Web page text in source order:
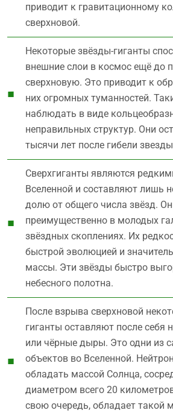
приводит к гравитационному
сверхновой.
Некоторые звёзды-гиганты
внешние слои в космос ещё до
сверхновую. Это приводит к
них огромных туманностей.
наблюдать в виде
неправильных структур. Они
тысячи лет после гибели
Сверхгиганты являются
Вселенной и составляют лишь
долю от общего числа звёзд.
преимущественно в молодых
звёздных скоплениях. Их
быстрой эволюцией и
массы. Эти звёзды быстро
небесного полотна.
После взрыва сверхновой
гиганты оставляют после себя
или чёрные дыры. Это одни из
объектов во Вселенной.
обладать массой Солнца,
диаметром всего 20
свою очередь, обладает такой